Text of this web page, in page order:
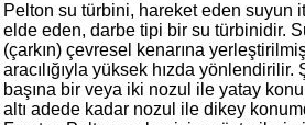
Pelton su türbini, hareket eden suyun
elde eden, darbe tipi bir su türbinidir.
(çarkın) çevresel kenarına
aracılığıyla yüksek hızda yönlendirilir.
başına bir veya iki nozul ile yatay
altı adede kadar nozul ile dikey